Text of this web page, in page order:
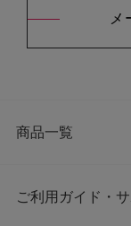
メ
商品一覧
ご利用ガイド・